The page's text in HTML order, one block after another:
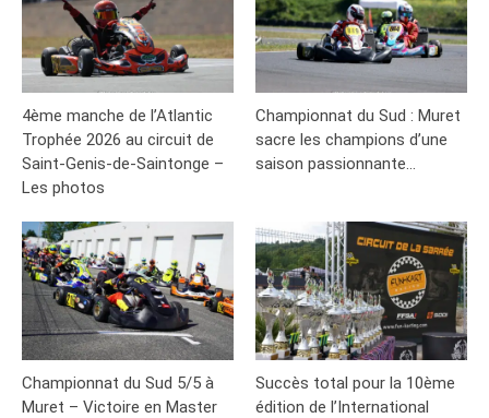
4ème manche de l’Atlantic
Trophée 2026 au circuit de
Saint-Genis-de-Saintonge –
Les photos
Championnat du Sud : Muret
sacre les champions d’une
saison passionnante…
Championnat du Sud 5/5 à
Muret – Victoire en Master
Succès total pour la 10ème
édition de l’International